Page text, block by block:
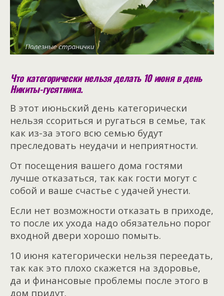
Что категорически нельзя делать 10 июня в день
Никиты-гусятника.
В этот июньский день категорически
нельзя ссориться и ругаться в семье, так
как из-за этого всю семью будут
преследовать неудачи и неприятности.
От посещения вашего дома гостями
лучше отказаться, так как гости могут с
собой и ваше счастье с удачей унести.
Если нет возможности отказать в приходе,
то после их ухода надо обязательно порог
входной двери хорошо помыть.
10 июня категорически нельзя переедать,
так как это плохо скажется на здоровье,
да и финансовые проблемы после этого в
дом придут.